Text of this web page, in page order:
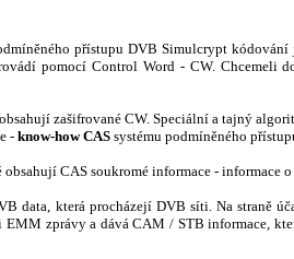
přístupu DVB Simulcrypt
pomocí Control Word - CW. Chcemeli
zašifrované CW. Speciální a tajný
- know-how CAS systému podmíněného
CAS soukromé informace - informace
data, která procházejí DVB síti. Na straně
zprávy a dává CAM / STB informace,